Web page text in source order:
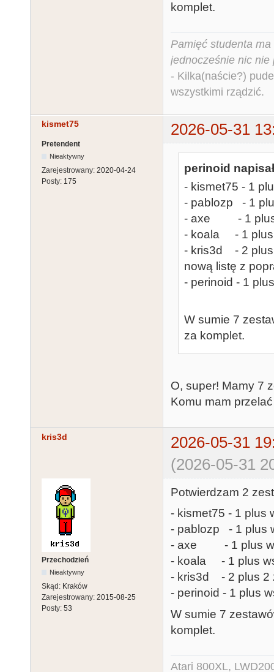
komplet.
Pamięć studenta
jednocześnie nic nie
- Kilka(naście?)
wszystkimi rządzić.
kismet75 2026-05-31
Pretendent
Nieaktywny
Zarejestrowany: 2020-04-24
Posty: 175
perinoid
- kismet75 - 1
- pablozp - 1
- axe - 1 plus
- koala - 1 plus
- kris3d - 2 plus
nową listę z
- perinoid - 1
W sumie 7
za komplet.
O, super! Mamy 7
Komu mam
kris3d
2026-05-31
(2026-05-31
Przechodzień
Nieaktywny
Skąd: Kraków
Zarejestrowany: 2015-08-25
Posty: 53
Potwierdzam 2
- kismet75 - 1 plus
- pablozp - 1 plus
- axe - 1 plus
- koala - 1 plus
- kris3d - 2 plus 2
- perinoid - 1 plus
W sumie 7
komplet.
Atari 800XL,